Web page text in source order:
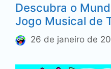
Descubra o
Jogo Musical de
26 de janeiro de